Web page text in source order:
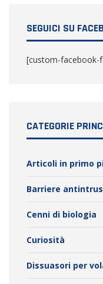
SEGUICI SU
[custom-
CATEGORIE
Articoli in primo
Barriere
Cenni di biologia
Curiosità
Dissuasori per